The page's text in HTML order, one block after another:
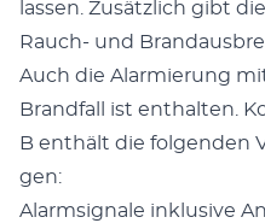
lassen. Zusät­zlich gibt
Rauch- und
Auch die Alarmierung
Brand­fall ist enthal­ten.
B enthält die fol­gen­den
gen:
Alarm­sig­nale inklu­sive